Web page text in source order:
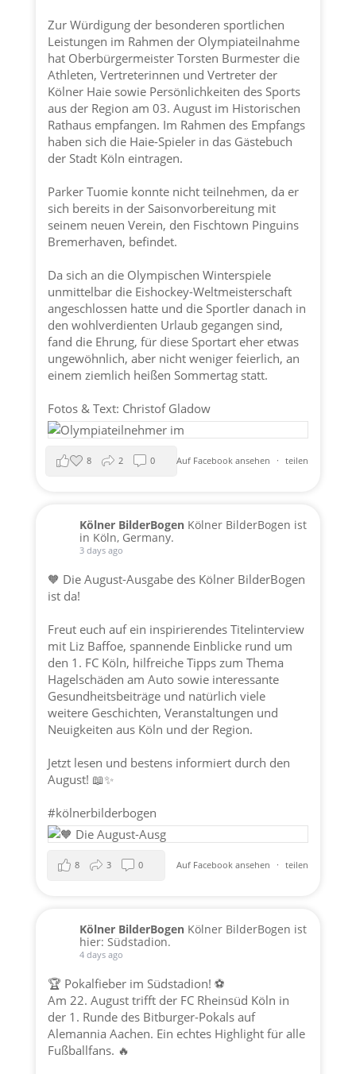
Zur Würdigung der besonderen sportlichen
Leistungen im Rahmen der Olympiateilnahme
hat Oberbürgermeister Torsten Burmester die
Athleten, Vertreterinnen und Vertreter der
Kölner Haiesowie Persönlichkeiten des Sports
aus der Region am 03. August im Historischen
Rathaus empfangen. Im Rahmen des Empfangs
haben sich die Haie-Spieler in das Gästebuch
der Stadt Köln eintragen.
Parker Tuomie konnte nicht teilnehmen, da er
sich bereits in der Saisonvorbereitung mit
seinem neuen Verein, den Fischtown Pinguins
Bremerhaven, befindet.
Da sich an die Olympischen Winterspiele
unmittelbar die Eishockey-Weltmeisterschaft
angeschlossen hatte und die Sportler danach in
den wohlverdienten Urlaub gegangen sind,
fand die Ehrung, für diese Sportart eher etwas
ungewöhnlich, aber nicht weniger feierlich, an
einem ziemlich heißen Sommertag statt.
Fotos & Text: Christof Gladow
Auf Facebook ansehen · teilen
8 2 0
Kölner BilderBogen Kölner BilderBogen ist
in Köln, Germany.
3 days ago
🧡 Die August-Ausgabe des Kölner BilderBogen
ist da!
Freut euch auf ein inspirierendes Titelinterview
mit Liz Baffoe, spannende Einblicke rund um
den 1. FC Köln, hilfreiche Tipps zum Thema
Hagelschäden am Auto sowie interessante
Gesundheitsbeiträge und natürlich viele
weitere Geschichten, Veranstaltungen und
Neuigkeiten aus Köln und der Region.
Jetzt lesen und bestens informiert durch den
August! 📖✨
#kölnerbilderbogen
Auf Facebook ansehen · teilen
8 3 0
Kölner BilderBogen Kölner BilderBogen ist
hier: Südstadion.
4 days ago
🏆 Pokalfieber im Südstadion! ⚽️
Am 22. August trifft der FC Rheinsüd Köln in
der 1. Runde des Bitburger-Pokals auf
Alemannia Aachen. Ein echtes Highlight für alle
Fußballfans. 🔥